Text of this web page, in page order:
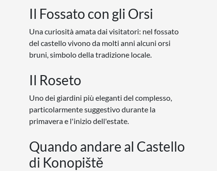
Il Fossato con gli Orsi
Una curiosità amata dai visitatori: nel fossato
del castello vivono da molti anni alcuni orsi
bruni, simbolo della tradizione locale.
Il Roseto
Uno dei giardini più eleganti del complesso,
particolarmente suggestivo durante la
primavera e l'inizio dell'estate.
Quando andare al Castello
di Konopiště